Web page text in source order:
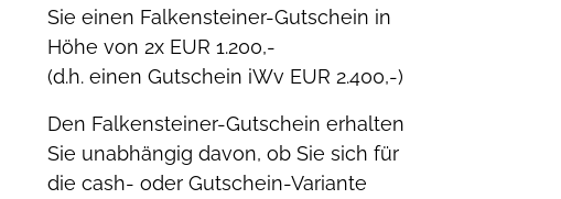
Sie einen Falkensteiner-Gutschein in
Höhe von 2x EUR 1.200,-
(d.h. einen Gutschein iWv EUR 2.400,-)
Den Falkensteiner-Gutschein erhalten
Sie unabhängig davon, ob Sie sich für
die cash- oder Gutschein-Variante